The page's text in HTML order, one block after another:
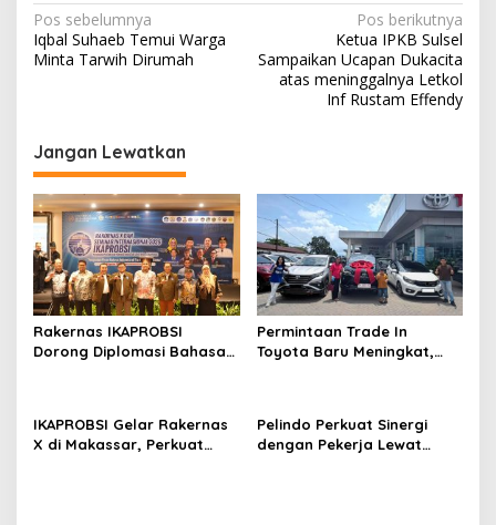
N
a
g
a
s
i
p
o
s
Pos sebelumnya
Iqbal Suhaeb Temui Warga
Minta Tarwih Dirumah
Pos berikutnya
Ketua IPKB Sulsel
Sampaikan Ucapan Dukacita
atas meninggalnya Letkol
Inf Rustam Effendy
Jangan Lewatkan
Rakernas IKAPROBSI
Dorong Diplomasi Bahasa
Permintaan Trade In
Toyota Baru Meningkat,
IKAPROBSI Gelar Rakernas
X di Makassar, Perkuat
Pelindo Perkuat Sinergi
dengan Pekerja Lewat